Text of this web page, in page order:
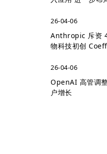
26-04-06
Anthropic 斥资
物科技初创
26-04-06
OpenAI 高管调
户增长